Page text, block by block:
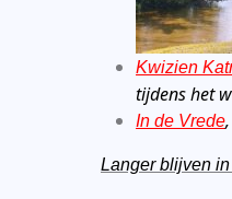
Kwizien
tijdens het
In de Vrede,
Langer blijven